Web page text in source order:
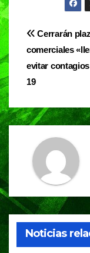
e
b
o
k
de
Cerrarán
comerciales
evitar
19
Noticias